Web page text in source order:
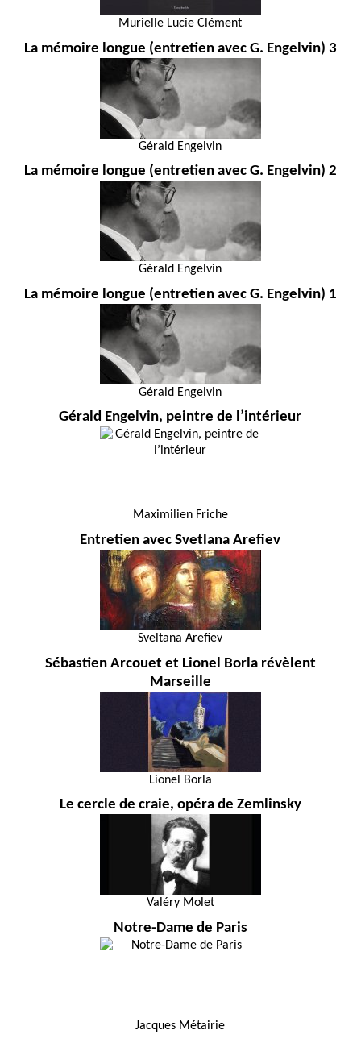
Murielle Lucie Clément
La mémoire longue (entretien avec G. Engelvin) 3
Gérald Engelvin
La mémoire longue (entretien avec G. Engelvin) 2
Gérald Engelvin
La mémoire longue (entretien avec G. Engelvin) 1
Gérald Engelvin
Gérald Engelvin, peintre de l’intérieur
Maximilien Friche
Entretien avec Svetlana Arefiev
Sveltana Arefiev
Sébastien Arcouet et Lionel Borla révèlent
Marseille
Lionel Borla
Le cercle de craie, opéra de Zemlinsky
Valéry Molet
Notre-Dame de Paris
Jacques Métairie